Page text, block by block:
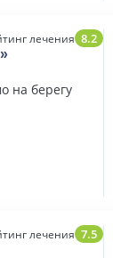
лечения 8.2
на берегу
лечения 7.5